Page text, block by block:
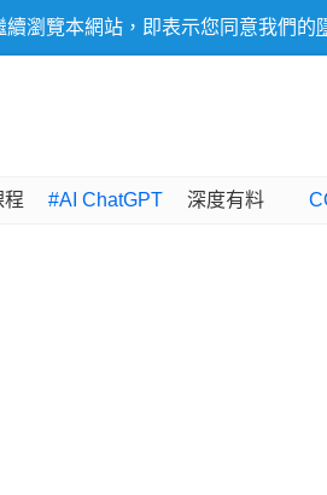
瀏覽本網站，即表示您同意我們的
程 #AI ChatGPT 深度有料